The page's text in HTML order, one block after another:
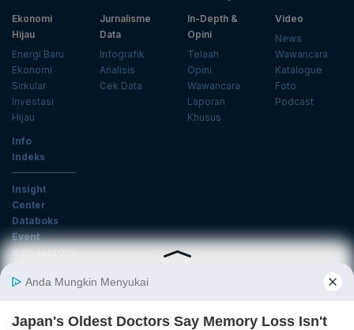
Ekonomi
Hijau
Energi Baru
Ekonomi
Sirkular
Investasi
Hijau
Jurnalisme
Data
Infografik
Analisis
Cek Data
In-Depth &
Opini
Telaah
Opini
Wawancara
Laporan
Khusus
Video
News
Wawancara
Katalogue
Foto
Podcast
Info
Indeks
Insight
Center
Databoks
Event
KatadataOto
Email